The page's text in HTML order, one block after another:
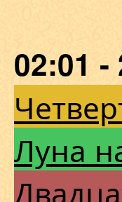
02:01 -
Луна